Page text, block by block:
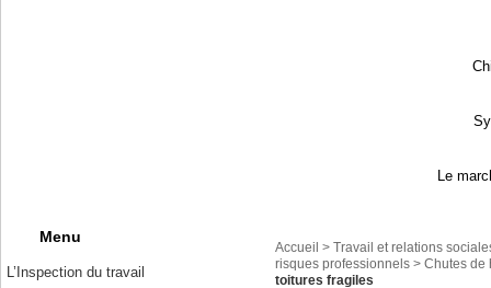
Le
Menu
L’Inspection du travail
Accueil > Travail et relations
risques professionnels > Chutes de
toitures fragiles